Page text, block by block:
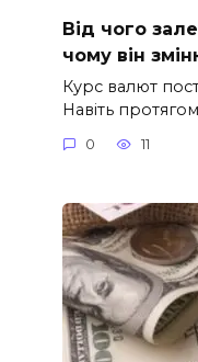
Від чого
чому він
Курс валют
Навіть протягом
0 11